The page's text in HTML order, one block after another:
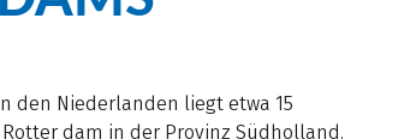
den Niederlanden liegt etwa 15
dam in der Provinz Südholland.